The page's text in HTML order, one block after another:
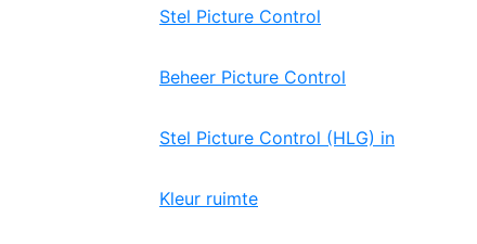
Stel Picture Control
Beheer Picture Control
Stel Picture Control (HLG) in
Kleur ruimte